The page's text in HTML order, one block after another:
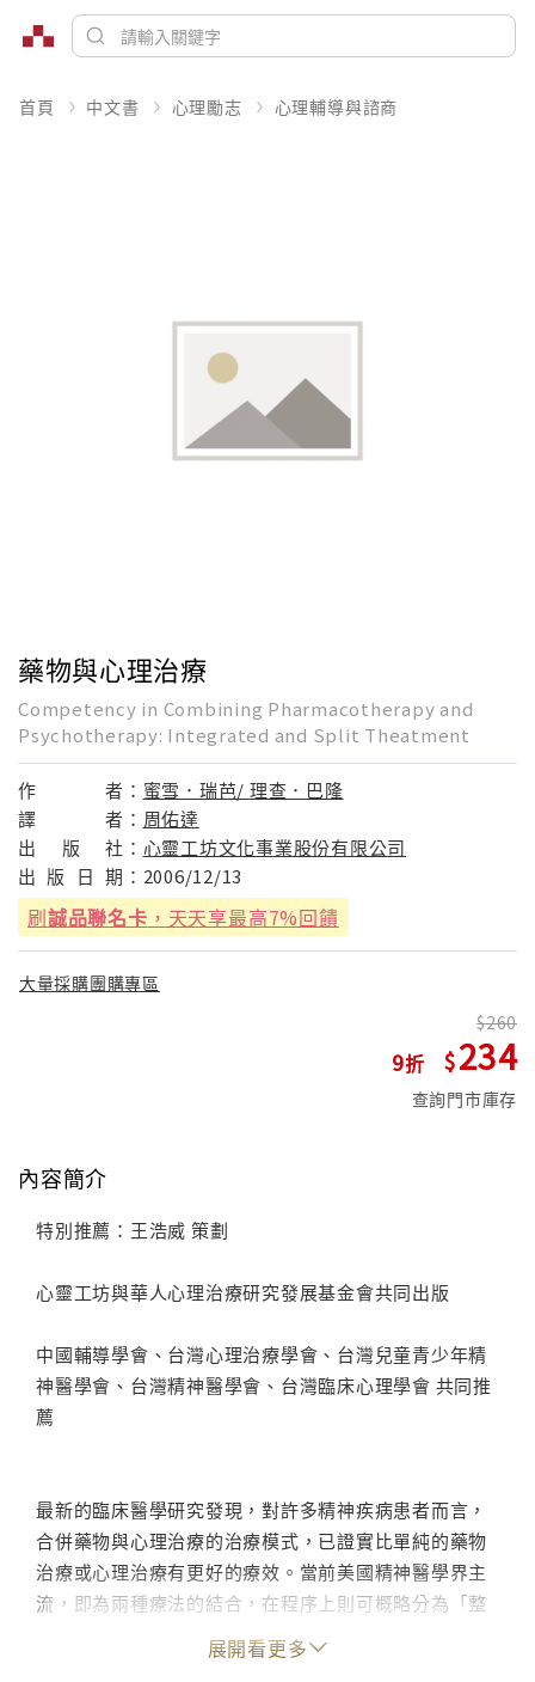
首頁 中文書 心理勵志 心理輔導與諮商
藥物與心理治療
Competency in Combining Pharmacotherapy and
Psychotherapy: Integrated and Split Theatment
作 者： 蜜雪．瑞芭/ 理查．巴隆
譯
者： 周佑達
出
版 社： 心靈工坊文化事業股份有限公司
出 版 日 期： 2006/12/13
刷誠品聯名卡 ，天天享最高7%回饋
大量採購團購專區
9
260
234
查詢門市庫存
內容簡介
特別推薦：王浩威 策劃
心靈工坊與華人心理治療研究發展基金會共同出版
中國輔導學會、台灣心理治療學會、台灣兒童青少年精
神醫學會、台灣精神醫學會、台灣臨床心理學會 共同推
薦
最新的臨床醫學研究發現，對許多精神疾病患者而言，
合併藥物與心理治療的治療模式，已證實比單純的藥物
治療或心理治療有更好的療效。當前美國精神醫學界主
流，即為兩種療法的結合，在程序上則可概略分為「整
合式治療」與「分離式治療」兩個大項。整合式治療顧
名思義，由精神科醫師一人全權統整，負責開立藥物及
展開看更多